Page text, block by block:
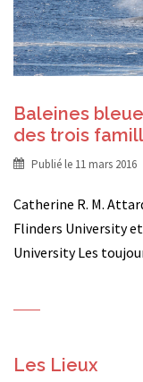
Baleines
des trois
Publié le 11 mars 2016
Catherine R. M.
Flinders University
University Les
Les Lieux